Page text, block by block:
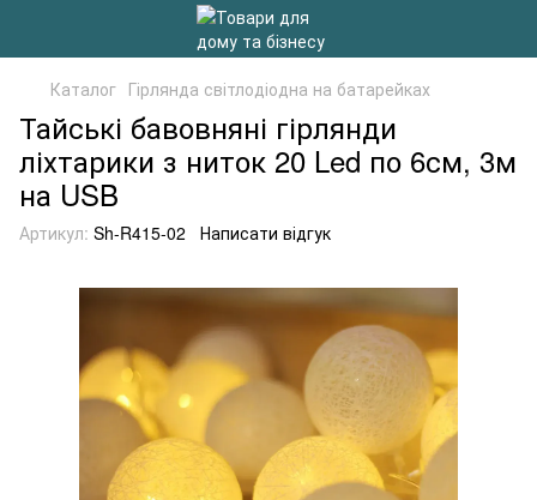
Каталог Гірлянда світлодіодна на батарейках
Тайські бавовняні гірлянди
ліхтарики з ниток 20 Led по 6см, 3м
на USB
Артикул: Sh-R415-02 Написати відгук